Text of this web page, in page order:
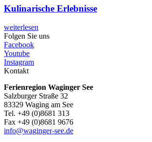
Kulinarische Erlebnisse
weiterlesen
Folgen Sie uns
Facebook
Youtube
Instagram
Kontakt
Ferienregion Waginger See
Salzburger Straße 32
83329 Waging am See
Tel. +49 (0)8681 313
Fax +49 (0)8681 9676
info@waginger-see.de